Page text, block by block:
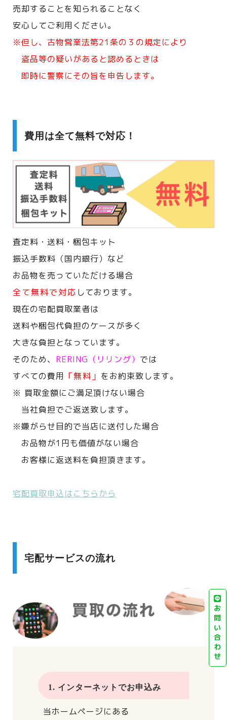
売却することを知られることなく
安心してご利用ください。
※但し、古物営業法第21条の３の規定により
盗品等の疑いがあると認めるときは
即時に警察にその旨を申告します。
費用は全て無料で対応！
査定料・送料・梱包キット
振込手数料（国内銀行）など
お品物を売っていただける場合
全て無料で対応 しております。
現在の宅配買取業者は
送料や梱包代負担のケースが多く
大きな負担となっています。
そのため、 RERING（リリング） では
すべての費用 「無料」 をお約束致します。
※ 買取金額にご満足頂けない場合
当社負担でご返送致します。
※嫌がらせ目的で当店に送付した場合
お品物が1円も価値がない場合
お客様に返送料を負担頂きます。
宅配買取申込はこちらから
宅配サービスの流れ
1. インターネットでお申込み
当ホームページにある
お
問
い
合
わ
せ